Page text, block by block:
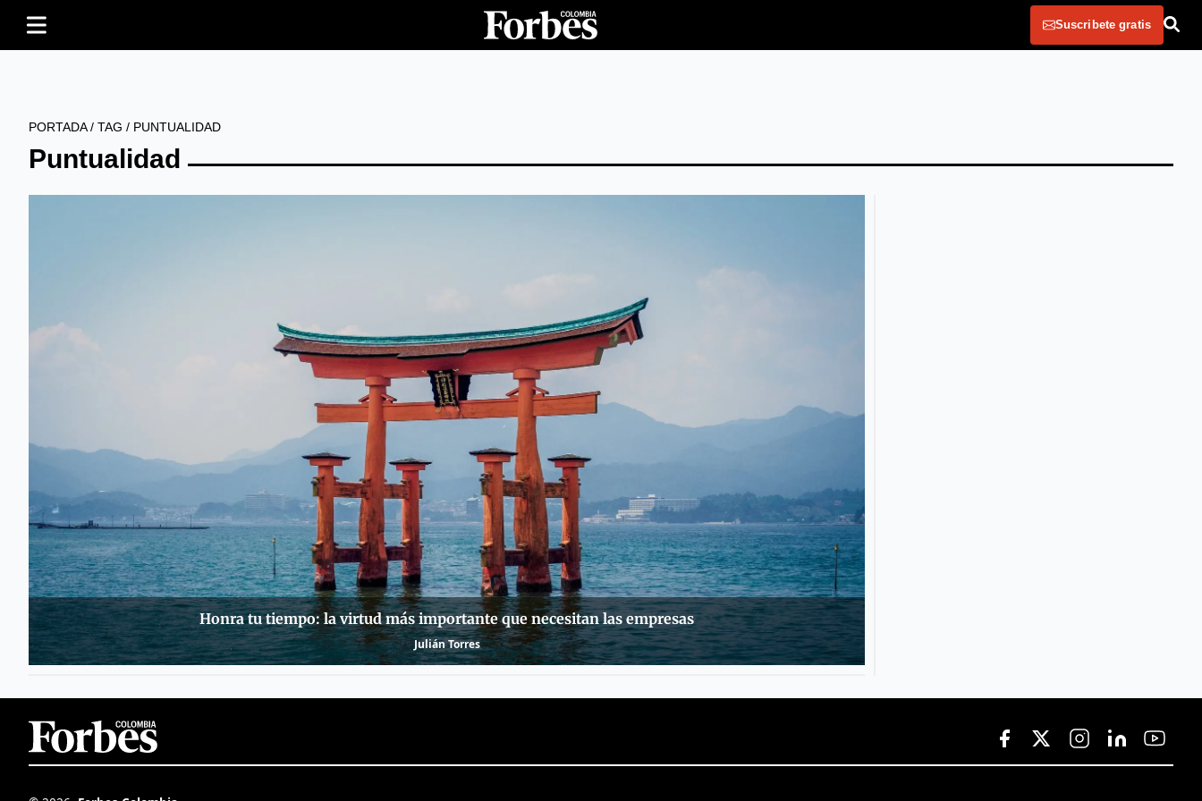
Suscribete gratis
PORTADA/ TAG / PUNTUALIDAD
Puntualidad
Honra tu tiempo: la virtud más importante que necesitan las empresas
Julián Torres